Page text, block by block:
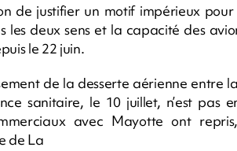
de justifier un motif impérieux
les deux sens et la capacité des
le 22 juin.
de la desserte aérienne entre
sanitaire, le 10 juillet, n’est pas
avec Mayotte ont
de La